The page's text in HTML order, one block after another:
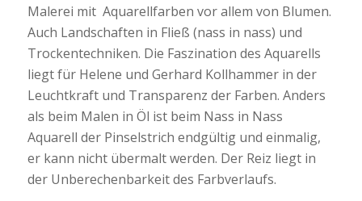
Malerei mit Aquarellfarben vor allem von Blumen.
Auch Landschaften in Fließ (nass in nass) und
Trockentechniken. Die Faszination des Aquarells
liegt für Helene und Gerhard Kollhammer in der
Leuchtkraft und Transparenz der Farben. Anders
als beim Malen in Öl ist beim Nass in Nass
Aquarell der Pinselstrich endgültig und einmalig,
er kann nicht übermalt werden. Der Reiz liegt in
der Unberechenbarkeit des Farbverlaufs.